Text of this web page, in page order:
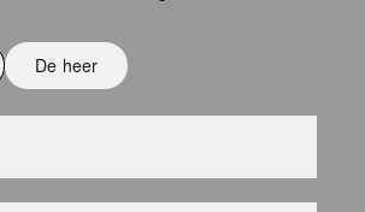
De heer